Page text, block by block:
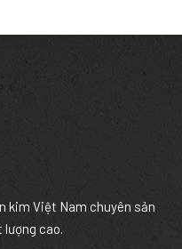
kim Việt Nam chuyên sản
cao.